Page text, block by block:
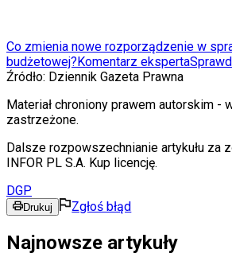
Co zmienia nowe rozporządzenie w
budżetowej?Komentarz eksperta
Źródło: Dziennik Gazeta Prawna
Materiał chroniony prawem autorskim -
zastrzeżone.
Dalsze rozpowszechnianie artykułu za
INFOR PL S.A. Kup licencję.
DGP
Drukuj Zgłoś błąd
Najnowsze artykuły